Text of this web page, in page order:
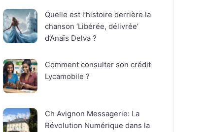
Quelle est l’histoire derrière la
chanson ‘Libérée, délivrée’
d’Anaïs Delva ?
Comment consulter son crédit
Lycamobile ?
Ch Avignon Messagerie: La
Révolution Numérique dans la